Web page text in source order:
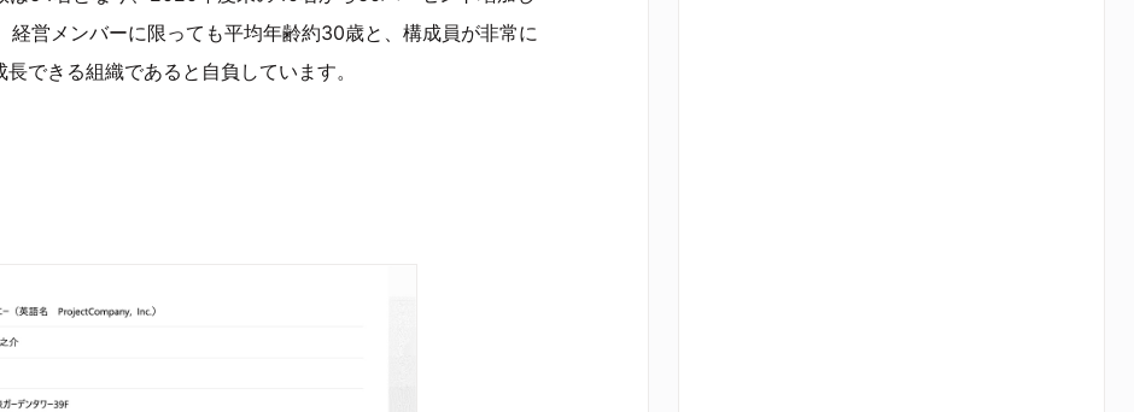
経営メンバーに限っても平均年齢約30歳と、構成員が非常に
できる組織であると自負しています。